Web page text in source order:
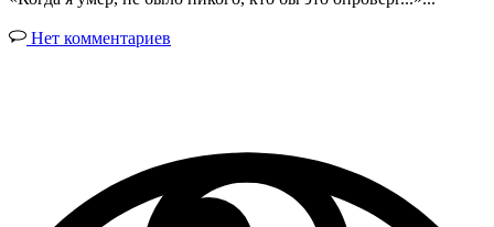
Нет комментариев